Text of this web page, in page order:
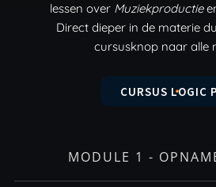
lessen over Muziekproductie
Direct dieper in de materie
cursusknop naar alle
CURSUS LOGIC
MODULE 1 -